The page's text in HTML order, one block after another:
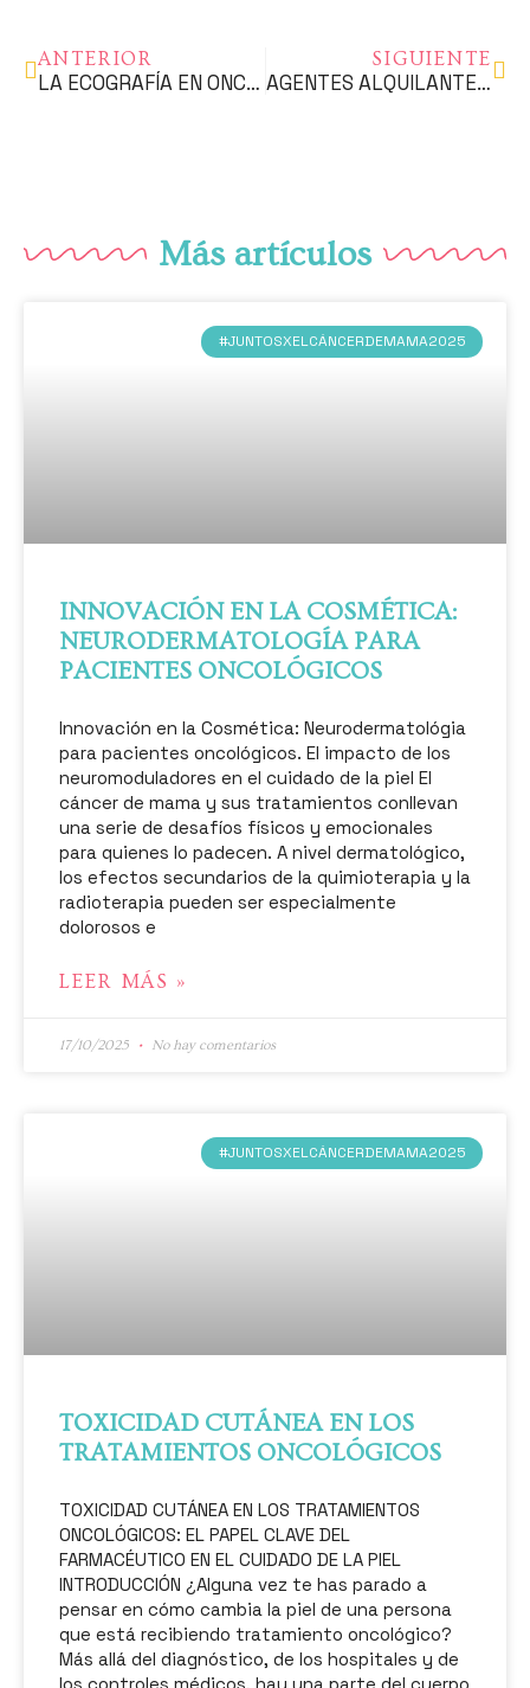
ANTERIOR
LA ECOGRAFÍA EN ONCOLOGÍA: ALIADA ANTES, DURANTE Y DESPUÉS DEL CÁNCER
SIGUIENTE
AGENTES ALQUILANTES, UNA REVISIÓN HISTÓRICO-FARMACOLÓGICA
Más artículos
#JUNTOSXELCÁNCERDEMAMA2025
INNOVACIÓN EN LA COSMÉTICA:
NEURODERMATOLOGÍA PARA
PACIENTES ONCOLÓGICOS
Innovación en la Cosmética: Neurodermatológia
para pacientes oncológicos. El impacto de los
neuromoduladores en el cuidado de la piel El
cáncer de mama y sus tratamientos conllevan
una serie de desafíos físicos y emocionales
para quienes lo padecen. A nivel dermatológico,
los efectos secundarios de la quimioterapia y la
radioterapia pueden ser especialmente
dolorosos e
LEER MÁS »
17/10/2025 No hay comentarios
#JUNTOSXELCÁNCERDEMAMA2025
TOXICIDAD CUTÁNEA EN LOS
TRATAMIENTOS ONCOLÓGICOS
TOXICIDAD CUTÁNEA EN LOS TRATAMIENTOS
ONCOLÓGICOS: EL PAPEL CLAVE DEL
FARMACÉUTICO EN EL CUIDADO DE LA PIEL
INTRODUCCIÓN ¿Alguna vez te has parado a
pensar en cómo cambia la piel de una persona
que está recibiendo tratamiento oncológico?
Más allá del diagnóstico, de los hospitales y de